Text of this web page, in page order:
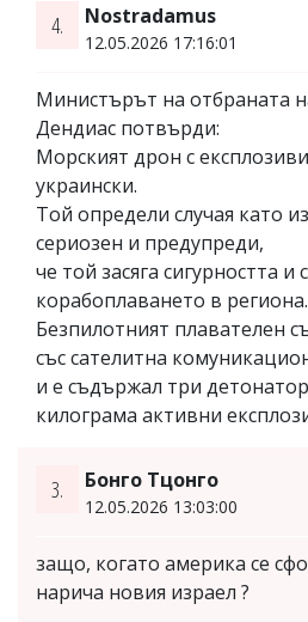
4. Nostradamus
12.05.2026 17:16:01
Министърът на отбраната
Дендиас потвърди:
Морският дрон с
украински.
Той определи случая като
сериозен и предупреди,
че той засяга сигурността и
корабоплаването в региона.
Безпилотният плавателен
със сателитна
и е съдържал три
килограма активни
3. Бонго Тцонго
12.05.2026 13:03:00
защо, когато америка се
нарича новия израел ?